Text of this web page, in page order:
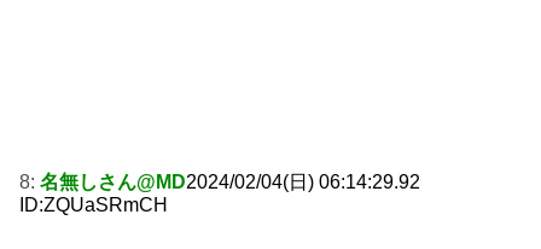
8: 名無しさん@MD2024/02/04(日) 06:14:29.92
ID:ZQUaSRmCH